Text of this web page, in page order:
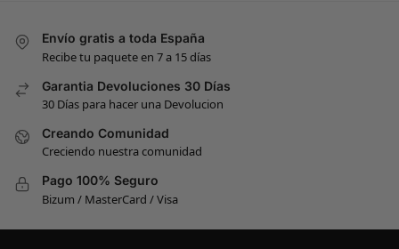
Envío gratis a toda España
Recibe tu paquete en 7 a 15 días
Garantia Devoluciones 30 Días
30 Días para hacer una Devolucion
Creando Comunidad
Creciendo nuestra comunidad
Pago 100% Seguro
Bizum / MasterCard / Visa